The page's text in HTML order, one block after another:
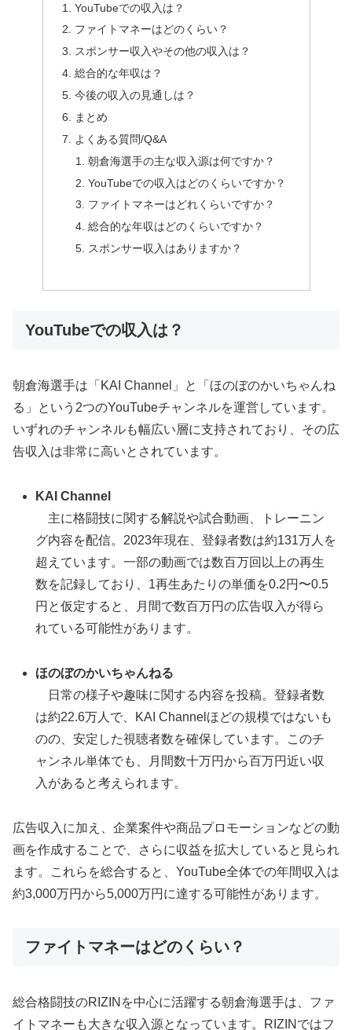
YouTubeでの収入は？
ファイトマネーはどのくらい？
スポンサー収入やその他の収入は？
総合的な年収は？
今後の収入の見通しは？
まとめ
よくある質問/Q&A
朝倉海選手の主な収入源は何ですか？
YouTubeでの収入はどのくらいですか？
ファイトマネーはどれくらいですか？
総合的な年収はどのくらいですか？
スポンサー収入はありますか？
YouTubeでの収入は？
朝倉海選手は「KAI Channel」と「ほのぼのかいちゃんね
る」という2つのYouTubeチャンネルを運営しています。
いずれのチャンネルも幅広い層に支持されており、その広
告収入は非常に高いとされています。
KAI Channel
主に格闘技に関する解説や試合動画、トレーニン
グ内容を配信。2023年現在、登録者数は約131万人を
超えています。一部の動画では数百万回以上の再生
数を記録しており、1再生あたりの単価を0.2円〜0.5
円と仮定すると、月間で数百万円の広告収入が得ら
れている可能性があります。
ほのぼのかいちゃんねる
日常の様子や趣味に関する内容を投稿。登録者数
は約22.6万人で、KAI Channelほどの規模ではないも
のの、安定した視聴者数を確保しています。このチ
ャンネル単体でも、月間数十万円から百万円近い収
入があると考えられます。
広告収入に加え、企業案件や商品プロモーションなどの動
画を作成することで、さらに収益を拡大していると見られ
ます。これらを総合すると、YouTube全体での年間収入は
約3,000万円から5,000万円に達する可能性があります。
ファイトマネーはどのくらい？
総合格闘技のRIZINを中心に活躍する朝倉海選手は、ファ
イトマネーも大きな収入源となっています。RIZINではフ